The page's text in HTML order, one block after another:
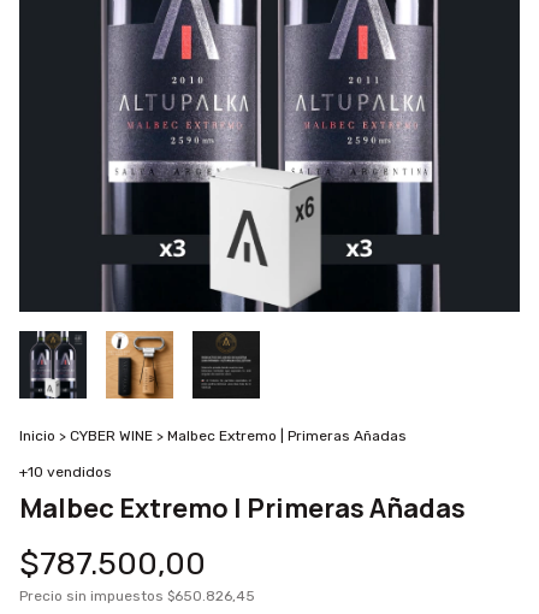
Inicio > CYBER WINE > Malbec Extremo | Primeras Añadas
+10 vendidos
Malbec Extremo | Primeras Añadas
$787.500,00
Precio sin impuestos $650.826,45